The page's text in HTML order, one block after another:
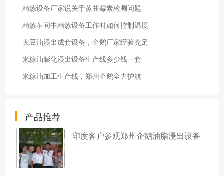
精炼设备厂家说关于黄曲霉素检测问题
精炼车间中精炼设备工作时如何控制温度
大豆油浸出成套设备，企鹅厂家经验充足
米糠油膨化浸出设备生产线多少钱一套
米糠油加工生产线，郑州企鹅全力护航
产品推荐
印度客户参观郑州企鹅油脂浸出设备